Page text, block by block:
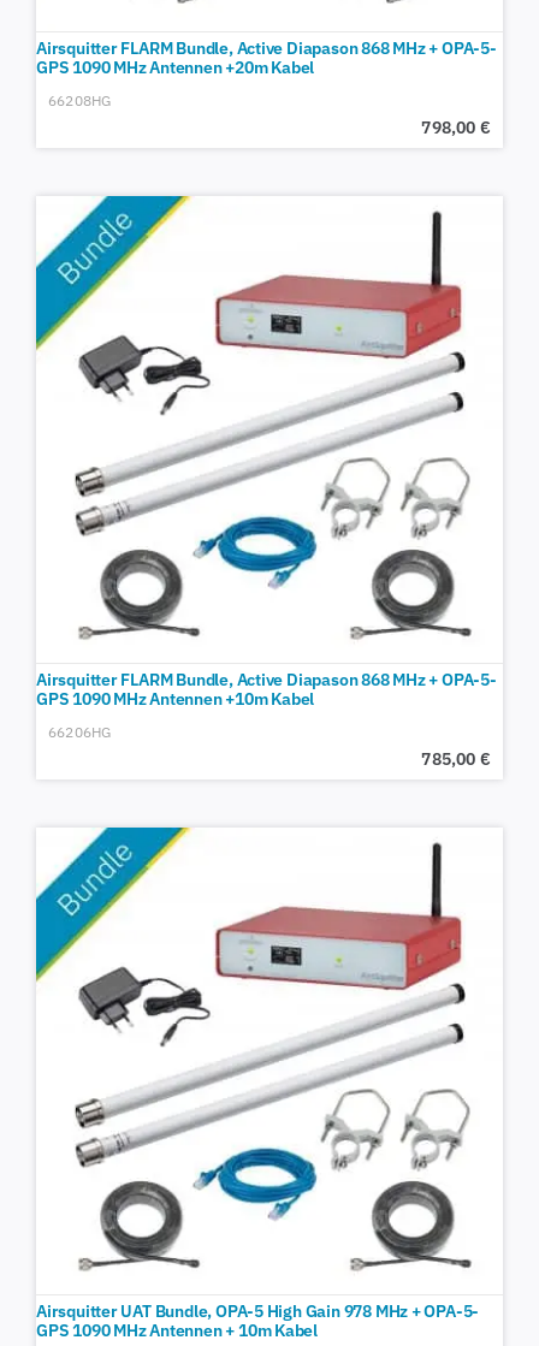
Airsquitter FLARM Bundle, Active Diapason 868 MHz + OPA-5-
GPS 1090 MHz Antennen +20m Kabel
66208HG
798,00 €
Airsquitter FLARM Bundle, Active Diapason 868 MHz + OPA-5-
GPS 1090 MHz Antennen +10m Kabel
66206HG
785,00 €
Airsquitter UAT Bundle, OPA-5 High Gain 978 MHz + OPA-5-
GPS 1090 MHz Antennen + 10m Kabel